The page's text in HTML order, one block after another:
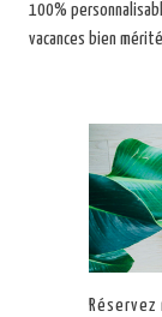
100%
vacances bien